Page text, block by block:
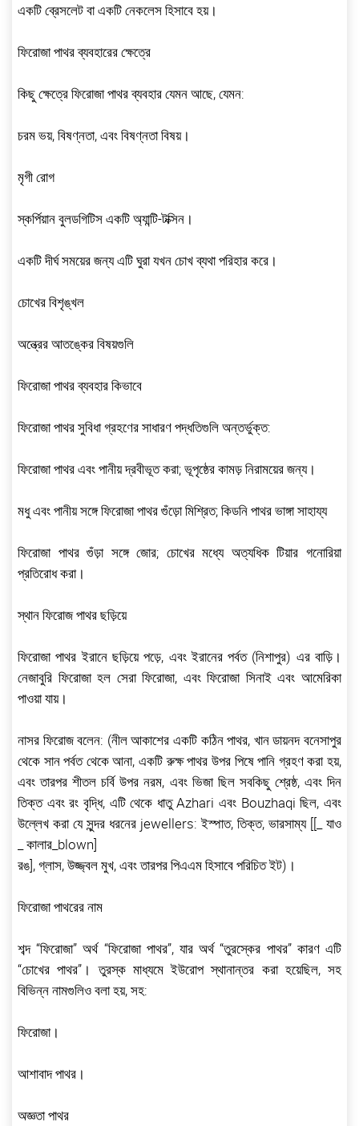
একটি ব্রেসলেট বা একটি নেকলেস হিসাবে হয়।
ফিরোজা পাথর ব্যবহারের ক্ষেত্রে
কিছু ক্ষেত্রে ফিরোজা পাথর ব্যবহার যেমন আছে, যেমন:
চরম ভয়, বিষণ্নতা, এবং বিষণ্নতা বিষয়।
মৃগী রোগ
স্কর্পিয়ান বুলডগিটিস একটি অ্যান্টি-টক্সিন।
একটি দীর্ঘ সময়ের জন্য এটি ঘুরা যখন চোখ ব্যথা পরিহার করে।
চোখের বিশৃঙ্খল
অন্ত্রের আতঙ্কের বিষয়গুলি
ফিরোজা পাথর ব্যবহার কিভাবে
ফিরোজা পাথর সুবিধা গ্রহণের সাধারণ পদ্ধতিগুলি অন্তর্ভুক্ত:
ফিরোজা পাথর এবং পানীয় দ্রবীভূত করা; ভূপৃষ্ঠের কামড় নিরাময়ের জন্য।
মধু এবং পানীয় সঙ্গে ফিরোজা পাথর গুঁড়ো মিশ্রিত; কিডনি পাথর ভাঙ্গা সাহায্য
ফিরোজা পাথর গুঁড়া সঙ্গে জোর; চোখের মধ্যে অত্যধিক টিয়ার গনোরিয়া
প্রতিরোধ করা।
স্থান ফিরোজ পাথর ছড়িয়ে
ফিরোজা পাথর ইরানে ছড়িয়ে পড়ে, এবং ইরানের পর্বত (নিশাপুর) এর বাড়ি।
নেজাবুরি ফিরোজা হল সেরা ফিরোজা, এবং ফিরোজা সিনাই এবং আমেরিকা
পাওয়া যায়।
নাসর ফিরোজ বলেন: (নীল আকাশের একটি কঠিন পাথর, খান ডায়নদ বনেসাপুর
থেকে সান পর্বত থেকে আনা, একটি রুক্ষ পাথর উপর পিষে পানি গ্রহণ করা হয়,
এবং তারপর শীতল চর্বি উপর নরম, এবং ভিজা ছিল সবকিছু শ্রেষ্ঠ, এবং দিন
তিক্ত এবং রং বৃদ্ধি, এটি থেকে ধাতু Azhari এবং Bouzhaqi ছিল, এবং
উল্লেখ করা যে সুন্দর ধরনের jewellers: ইস্পাত, তিক্ত, ভারসাম্য [[_ যাও
_ কালার_blown]
রঙ], গ্লাস, উজ্জ্বল মুখ, এবং তারপর পিএএম হিসাবে পরিচিত ইট)।
ফিরোজা পাথরের নাম
শব্দ “ফিরোজা” অর্থ “ফিরোজা পাথর”, যার অর্থ “তুরস্কের পাথর” কারণ এটি
“চোখের পাথর”। তুরস্ক মাধ্যমে ইউরোপ স্থানান্তর করা হয়েছিল, সহ
বিভিন্ন নামগুলিও বলা হয়, সহ:
ফিরোজা।
আশাবাদ পাথর।
অজ্ঞতা পাথর